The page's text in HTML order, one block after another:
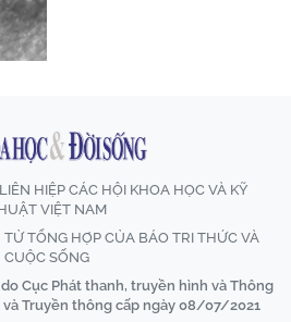
LIÊN HIỆP CÁC HỘI KHOA HỌC VÀ KỸ
VIỆT NAM
TỔNG HỢP CỦA BÁO TRI THỨC VÀ
CUỘC SỐNG
Cục Phát thanh, truyền hình và Thông
Truyền thông cấp ngày 08/07/2021